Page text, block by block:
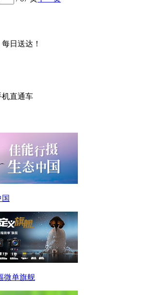
日送达！
机直通车
微单旗舰